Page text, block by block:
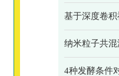
基于深度卷
纳米粒子共
4种发酵条件